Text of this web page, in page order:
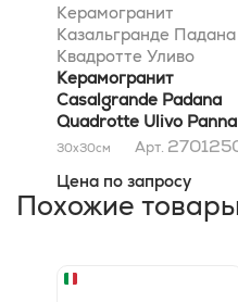
Керамогранит
Казальгранде Падана
Квадротте Уливо
Панна Матт 60x120
Керамогранит
Casalgrande Padana
Quadrotte Ulivo Panna
Matt 60x120
30x30см Арт.
Цена по запросу
Похожие